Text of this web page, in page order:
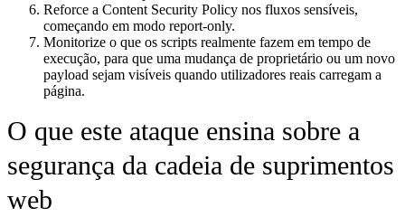
Reforce a Content Security Policy nos fluxos sensíveis,
começando em modo report-only.
Monitorize o que os scripts realmente fazem em tempo de
execução, para que uma mudança de proprietário ou um novo
payload sejam visíveis quando utilizadores reais carregam a
página.
O que este ataque ensina sobre a
segurança da cadeia de suprimentos
web